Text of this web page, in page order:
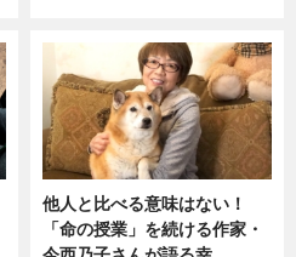
他人と比べる意味はない！
「命の授業」を続ける作家・